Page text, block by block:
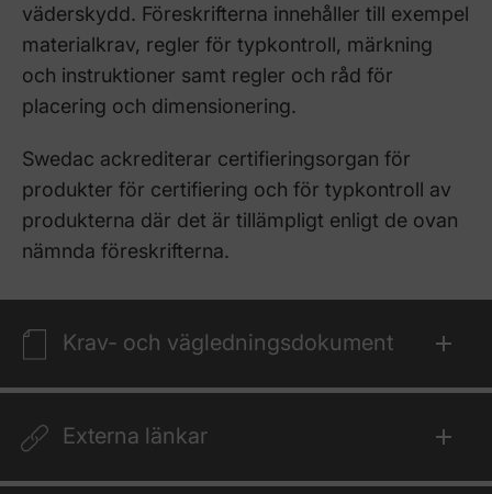
väderskydd. Föreskrifterna innehåller till exempel
materialkrav, regler för typkontroll, märkning
och instruktioner samt regler och råd för
placering och dimensionering.
Swedac ackrediterar certifieringsorgan för
produkter för certifiering och för typkontroll av
produkterna där det är tillämpligt enligt de ovan
nämnda föreskrifterna.
Krav- och vägledningsdokument
Externa länkar